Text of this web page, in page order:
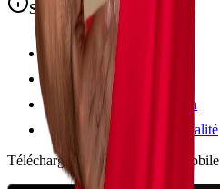
Support
Nous contacter
À propos de nous
Conditions d'utilisation
Politique de confidentialité
Téléchargez notre application mobile